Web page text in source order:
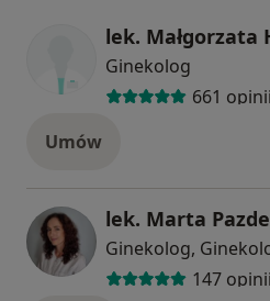
lek. Małgorzata
Ginekolog
661 opinii
Umów
lek. Marta
Ginekolog,
147 opinii